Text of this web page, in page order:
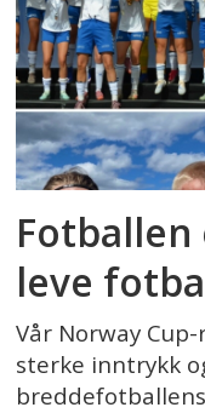
Fotballen
leve
Vår Norway
sterke inntrykk